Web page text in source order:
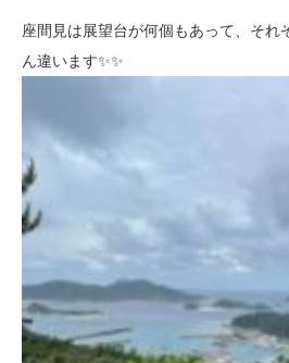
座間見は展望台が何個もあって、それ
ん違います✨✨